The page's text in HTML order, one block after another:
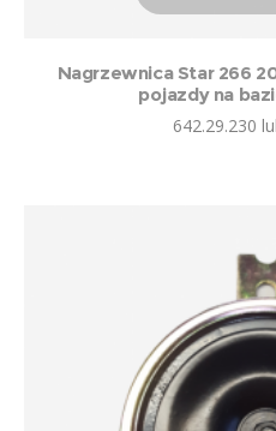
Nagrzewnica Star 266
pojazdy na
642.29.230